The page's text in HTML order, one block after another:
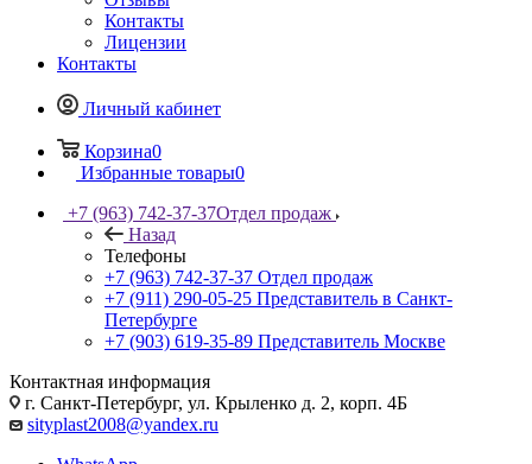
Контакты
Лицензии
Контакты
Личный кабинет
Корзина0
Избранные товары0
+7 (963) 742-37-37Отдел продаж
Назад
Телефоны
+7 (963) 742-37-37 Отдел продаж
+7 (911) 290-05-25 Представитель в Санкт-
Петербурге
+7 (903) 619-35-89 Представитель Москве
Контактная информация
г. Санкт-Петербург, ул. Крыленко д. 2, корп. 4Б
sityplast2008@yandex.ru